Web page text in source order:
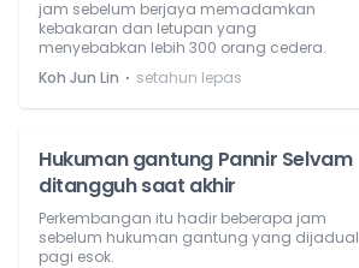
jam sebelum berjaya memadamkan
kebakaran dan letupan yang
menyebabkan lebih 300 orang cedera.
Koh Jun Lin ⋅ setahun lepas
Hukuman gantung Pannir Selvam
ditangguh saat akhir
Perkembangan itu hadir beberapa jam
sebelum hukuman gantung yang dijadual
pagi esok.